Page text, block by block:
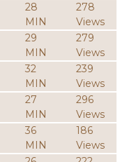
28
MIN
278
Views
29
MIN
279
Views
32
MIN
239
Views
27
MIN
296
Views
36
MIN
186
Views